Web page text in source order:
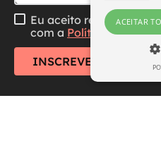
Eu aceito receber essa
com a Política de
INSCREVER-SE
ACEITAR